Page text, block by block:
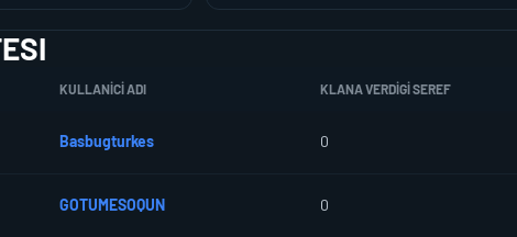
KULLANICI ADI KLANA VERDIGI SEREF
Basbugturkes 0
GOTUMESOQUN 0